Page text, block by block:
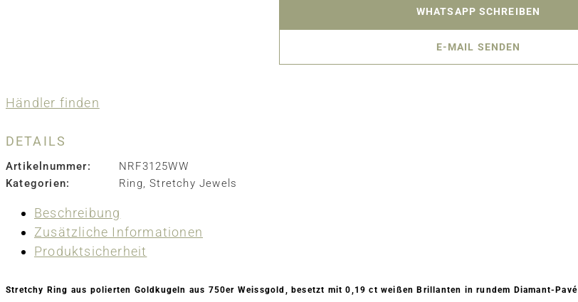
WHATSAPP SCHREIBEN
E-MAIL SENDEN
Händler finden
DETAILS
Artikelnummer:
NRF3125WW
Kategorien:
Ring,Stretchy Jewels
Beschreibung
Zusätzliche Informationen
Produktsicherheit
Stretchy Ring aus polierten Goldkugeln aus 750er Weissgold, besetzt mit 0,19 ct weißen Brillanten in rundem Diamant-Pavé